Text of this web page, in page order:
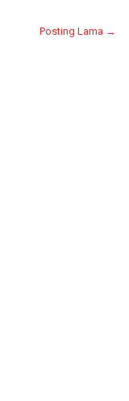
Posting Lama →